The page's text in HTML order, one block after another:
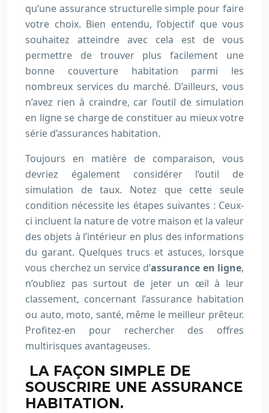
qu’une assurance structurelle simple pour faire
votre choix. Bien entendu, l’objectif que vous
souhaitez atteindre avec cela est de vous
permettre de trouver plus facilement une
bonne couverture habitation parmi les
nombreux services du marché. D’ailleurs, vous
n’avez rien à craindre, car l’outil de simulation
en ligne se charge de constituer au mieux votre
série d’assurances habitation.
Toujours en matière de comparaison, vous
devriez également considérer l’outil de
simulation de taux. Notez que cette seule
condition nécessite les étapes suivantes : Ceux-
ci incluent la nature de votre maison et la valeur
des objets à l’intérieur en plus des informations
du garant. Quelques trucs et astuces, lorsque
vous cherchez un service d’assurance en ligne,
n’oubliez pas surtout de jeter un œil à leur
classement, concernant l’assurance habitation
ou auto, moto, santé, même le meilleur prêteur.
Profitez-en pour rechercher des offres
multirisques avantageuses.
LA FAÇON SIMPLE DE
SOUSCRIRE UNE ASSURANCE
HABITATION.